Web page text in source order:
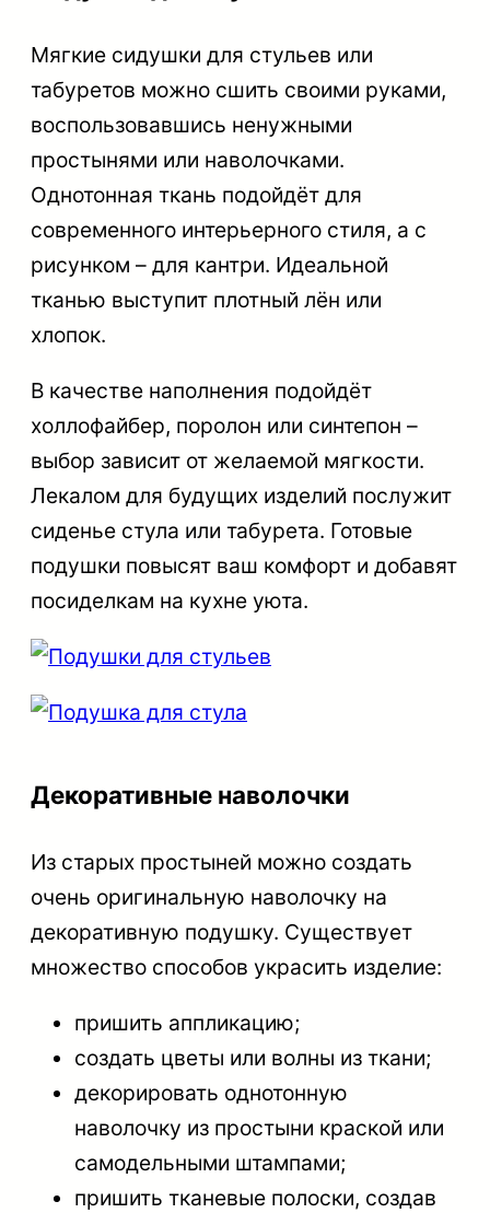
Мягкие сидушки для стульев или
табуретов можно сшить своими руками,
воспользовавшись ненужными
простынями или наволочками.
Однотонная ткань подойдёт для
современного интерьерного стиля, а с
рисунком – для кантри. Идеальной
тканью выступит плотный лён или
хлопок.
В качестве наполнения подойдёт
холлофайбер, поролон или синтепон –
выбор зависит от желаемой мягкости.
Лекалом для будущих изделий послужит
сиденье стула или табурета. Готовые
подушки повысят ваш комфорт и добавят
посиделкам на кухне уюта.
Декоративные наволочки
Из старых простыней можно создать
очень оригинальную наволочку на
декоративную подушку. Существует
множество способов украсить изделие:
пришить аппликацию;
создать цветы или волны из ткани;
декорировать однотонную
наволочку из простыни краской или
самодельными штампами;
пришить тканевые полоски, создав